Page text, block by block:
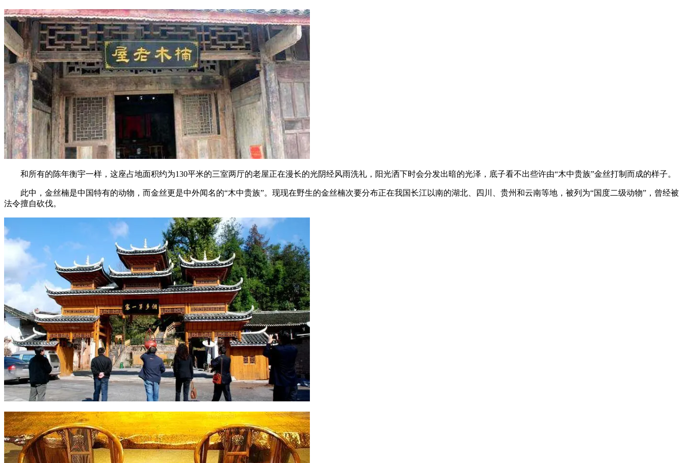
和所有的陈年衡宇一样，这座占地面积约为130平米的三室两厅的老屋正在漫长的光阴经风雨洗礼，阳光洒下时会分发出暗的光泽，底子看不出些许由“木中贵族”金丝打制而成的样子。
此中，金丝楠是中国特有的动物，而金丝更是中外闻名的“木中贵族”。现现在野生的金丝楠次要分布正在我国长江以南的湖北、四川、贵州和云南等地，被列为“国度二级动物”，曾经被
法令擅自砍伐。